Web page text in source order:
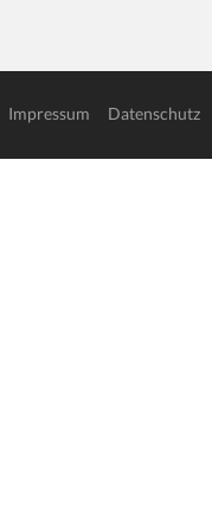
Impressum Datenschutz